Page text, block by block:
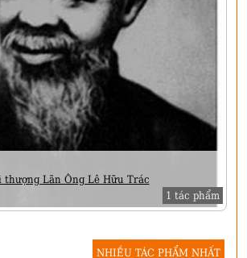
thượng Lãn Ông Lê Hữu Trác
1 tác phẩm
NHIỀU TÁC PHẨM NHẤT